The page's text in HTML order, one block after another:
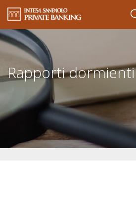
Rapporti dormienti